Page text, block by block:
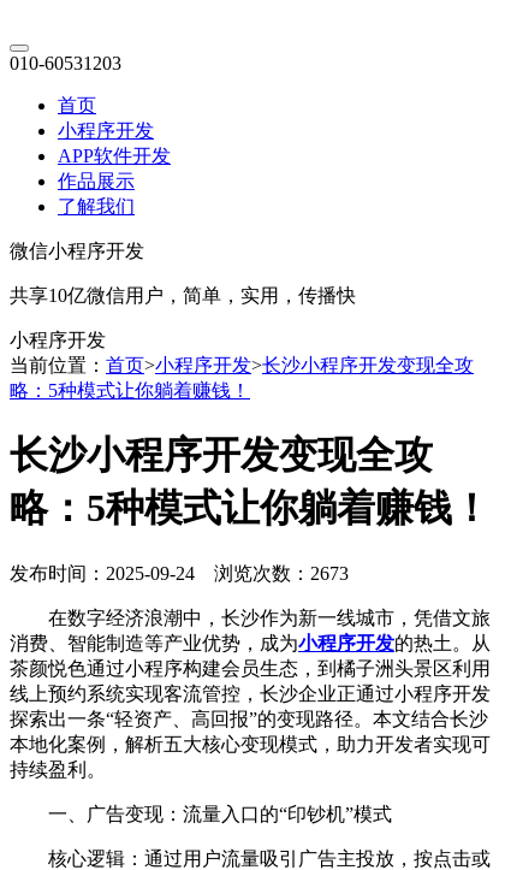
010-60531203
首页
小程序开发
APP软件开发
作品展示
了解我们
微信小程序开发
共享10亿微信用户，简单，实用，传播快
小程序开发
当前位置： 首页>小程序开发>长沙小程序开发变现全攻
略：5种模式让你躺着赚钱！
长沙小程序开发变现全攻
略：5种模式让你躺着赚钱！
发布时间：2025-09-24 浏览次数：2673
在数字经济浪潮中，长沙作为新一线城市，凭借文旅
消费、智能制造等产业优势，成为小程序开发的热土。从
茶颜悦色通过小程序构建会员生态，到橘子洲头景区利用
线上预约系统实现客流管控，长沙企业正通过小程序开发
探索出一条“轻资产、高回报”的变现路径。本文结合长沙
本地化案例，解析五大核心变现模式，助力开发者实现可
持续盈利。
一、广告变现：流量入口的“印钞机”模式
核心逻辑：通过用户流量吸引广告主投放，按点击或